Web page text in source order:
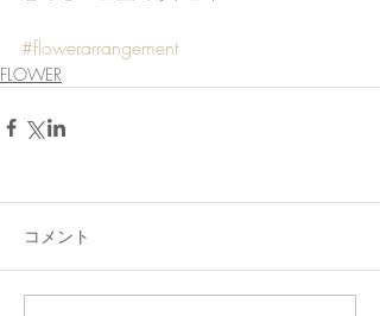
#flowerarrangement
FLOWER
コメント